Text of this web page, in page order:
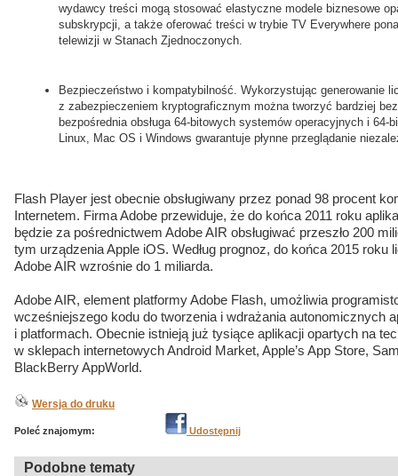
wydawcy treści mogą stosować elastyczne modele biznesowe
subskrypcji, a także oferować treści w trybie TV Everywhere
telewizji w Stanach Zjednoczonych.
Bezpieczeństwo i kompatybilność. Wykorzystując generowanie
z zabezpieczeniem kryptograficznym można tworzyć bardziej
bezpośrednia obsługa 64-bitowych systemów operacyjnych i
Linux, Mac OS i Windows gwarantuje płynne przeglądanie
Flash Player jest obecnie obsługiwany przez ponad 98 procent
Internetem. Firma Adobe przewiduje, że do końca 2011 roku
będzie za pośrednictwem Adobe AIR obsługiwać przeszło 200
tym urządzenia Apple iOS. Według prognoz, do końca 2015 roku
Adobe AIR wzrośnie do 1 miliarda.
Adobe AIR, element platformy Adobe Flash, umożliwia
wcześniejszego kodu do tworzenia i wdrażania autonomicznych
i platformach. Obecnie istnieją już tysiące aplikacji opartych na
w sklepach internetowych Android Market, Apple’s App Store,
BlackBerry AppWorld.
Wersja do druku
Poleć znajomym: Udostępnij
Podobne tematy